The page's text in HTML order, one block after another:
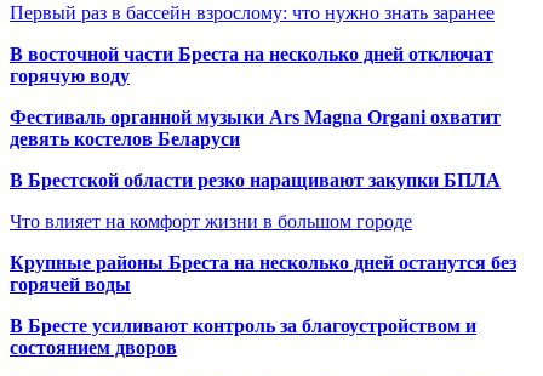
Первый раз в бассейн взрослому: что нужно знать заранее
В восточной части Бреста на несколько дней отключат
горячую воду
Фестиваль органной музыки Ars Magna Organi охватит
девять костелов Беларуси
В Брестской области резко наращивают закупки БПЛА
Что влияет на комфорт жизни в большом городе
Крупные районы Бреста на несколько дней останутся без
горячей воды
В Бресте усиливают контроль за благоустройством и
состоянием дворов